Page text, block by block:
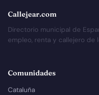
Callejear.com
Directorio municipal de
empleo, renta y callejero de
Comunidades
Cataluña